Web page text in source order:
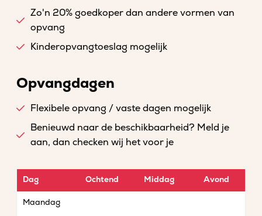
Zo'n 20% goedkoper dan andere vormen van
opvang
Kinderopvangtoeslag mogelijk
Opvangdagen
Flexibele opvang / vaste dagen mogelijk
Benieuwd naar de beschikbaarheid? Meld je
aan, dan checken wij het voor je
Dag Ochtend Middag Avond
Maandag